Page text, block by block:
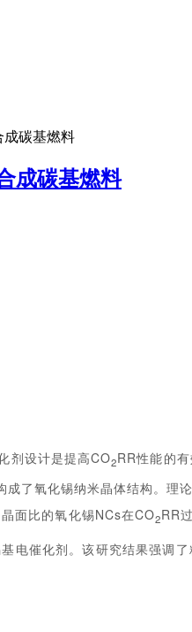
成碳基燃料
成碳基燃料
剂设计是提高CO2RR性能的
了氧化锡纳米晶体结构。理
面比的氧化锡NCs在CO2RR
电催化剂。该研究结果强调